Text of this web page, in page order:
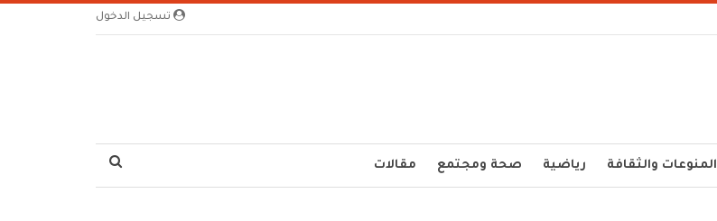
تسجيل الدخول
المنوعات والثقافة رياضية صحة ومجتمع مقالات